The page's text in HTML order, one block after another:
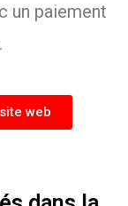
un paiement
web